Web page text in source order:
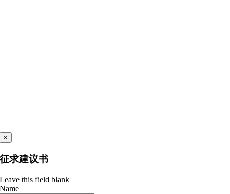
×
征求建议书
Leave this field blank
Name